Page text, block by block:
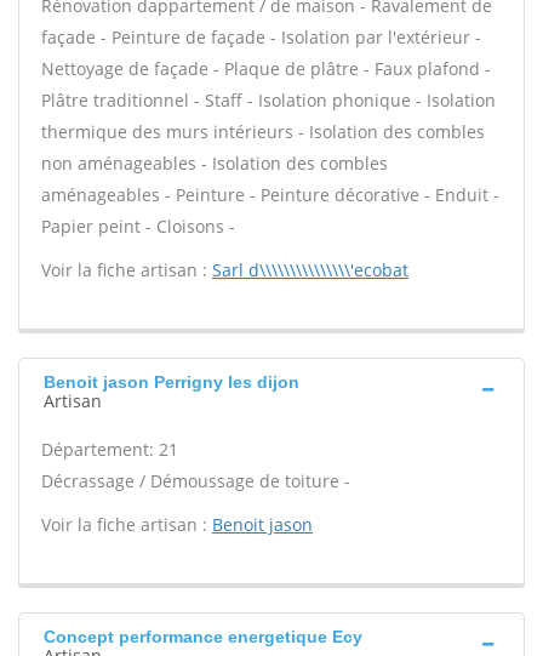
Rénovation dappartement / de maison - Ravalement de
façade - Peinture de façade - Isolation par l'extérieur -
Nettoyage de façade - Plaque de plâtre - Faux plafond -
Plâtre traditionnel - Staff - Isolation phonique - Isolation
thermique des murs intérieurs - Isolation des combles
non aménageables - Isolation des combles
aménageables - Peinture - Peinture décorative - Enduit -
Papier peint - Cloisons -
Voir la fiche artisan : Sarl d\\\\\\\\\\\\\\\'ecobat
Benoit jason Perrigny les dijon
Artisan
Département: 21
Décrassage / Démoussage de toiture -
Voir la fiche artisan : Benoit jason
Concept performance energetique Ecy